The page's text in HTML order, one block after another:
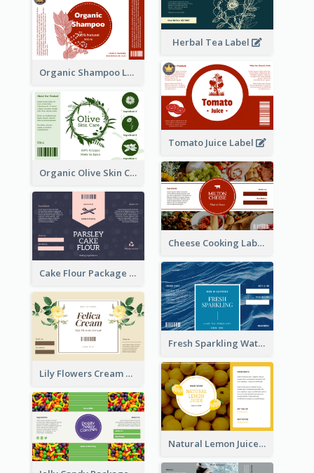
Herbal Tea Label
Organic Shampoo Label
Tomato Juice Label
Organic Olive Skin Care Label
Cheese Cooking Label
Cake Flour Package Label
Fresh Sparkling Water Label
Lily Flowers Cream Product Label
Natural Lemon Juice Label